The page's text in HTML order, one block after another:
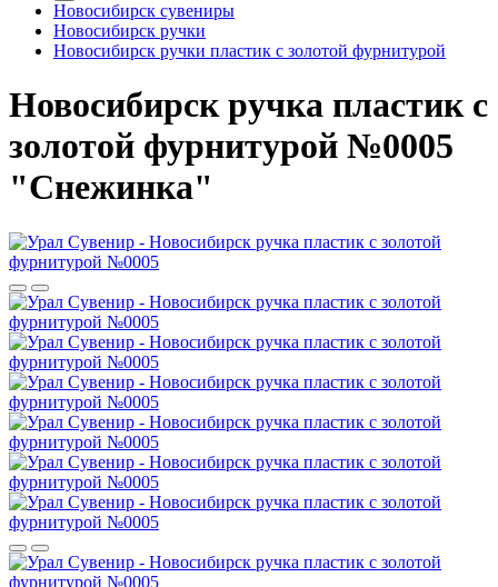
Новосибирск сувениры
Новосибирск ручки
Новосибирск ручки пластик с золотой фурнитурой
Новосибирск ручка пластик с
золотой фурнитурой №0005
"Снежинка"